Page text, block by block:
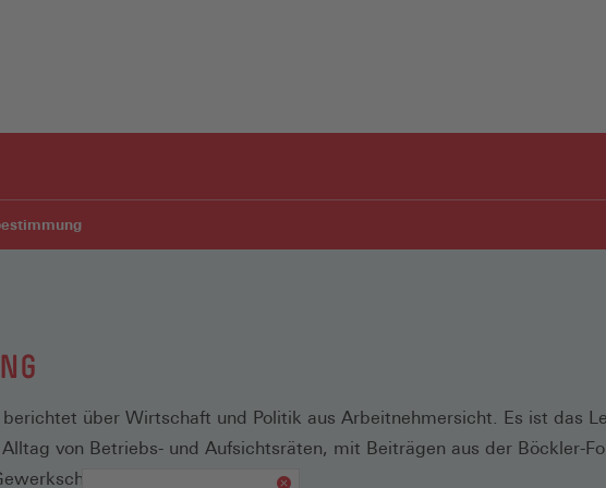
über Wirtschaft und Politik aus Arbeitnehmersicht. Es ist das
von Betriebs- und Aufsichtsräten, mit Beiträgen aus der Böckler-